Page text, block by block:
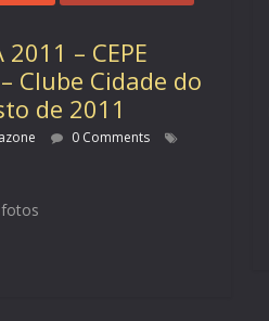
2011 – CEPE
Clube Cidade do
de 2011
0 Comments